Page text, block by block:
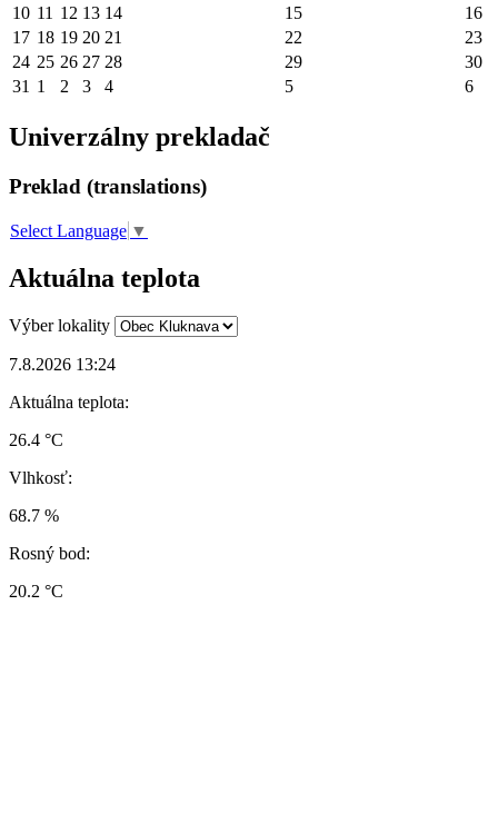
10 11 12 13 14 15
16
17 18 19 20 21 22
23
24 25 26 27 28 29
30
31 1 2 3 4 5 6
Univerzálny prekladač
Preklad (translations)
Select Language ▼
Aktuálna teplota
Výber lokality
7.8.2026 13:24
Aktuálna teplota:
26.4 °C
Vlhkosť:
68.7 %
Rosný bod:
20.2 °C